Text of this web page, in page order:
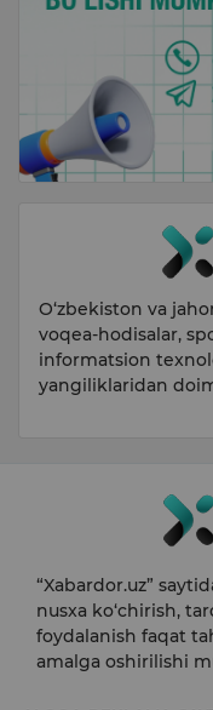
O‘zbekiston va
voqea-hodisalar,
informatsion
yangiliklaridan
“Xabardor.uz”
nusxa ko‘chirish,
foydalanish faqat
amalga oshirilishi